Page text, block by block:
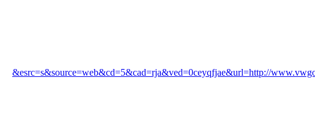
&esrc=s&source=web&cd=5&cad=rja&ved=0ceyqfjae&url=http://